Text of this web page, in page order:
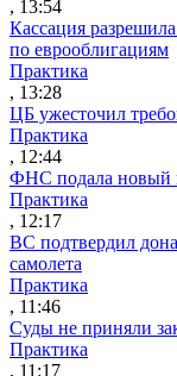
, 13:54
Кассация
по еврооблигациям
Практика
, 13:28
ЦБ ужесточил
Практика
, 12:44
ФНС подала новый
Практика
, 12:17
ВС подтвердил
самолета
Практика
, 11:46
Суды не приняли
Практика
, 11:17